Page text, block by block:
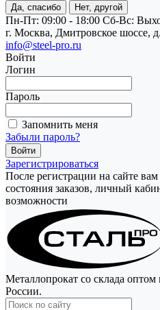
Да, спасибо Нет, другой
Пн-Пт: 09:00 - 18:00 Cб-Вс:
г. Москва, Дмитровское шоссе,
info@steel-pro.ru
Войти
Логин
Пароль
Запомнить меня
Забыли пароль?
Зарегистрироваться
После регистрации на сайте
состояния заказов, личный
возможности
Металлопрокат со склада
России.